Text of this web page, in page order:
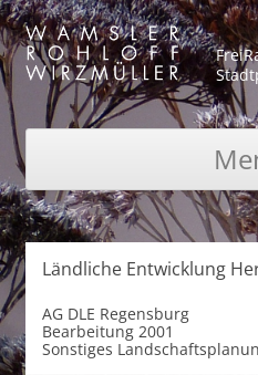
Ländliche Entwicklung
AG DLE Regensburg
Bearbeitung 2001
Sonstiges